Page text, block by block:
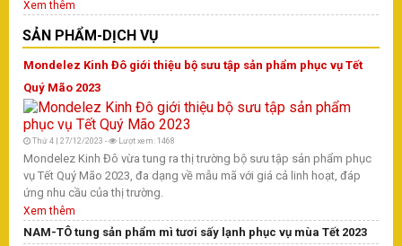
Xem thêm
SẢN PHẨM-DỊCH VỤ
Mondelez Kinh Đô giới thiệu bộ sưu tập sản phẩm phục vụ Tết
Quý Mão 2023
Thứ 4 | 27/12/2023 - Lượt xem: 1468
Mondelez Kinh Đô vừa tung ra thị trường bộ sưu tập sản phẩm phục
vụ Tết Quý Mão 2023, đa dạng về mẫu mã với giá cả linh hoạt, đáp
ứng nhu cầu của thị trường.
Xem thêm
NAM-TÔ tung sản phẩm mì tươi sấy lạnh phục vụ mùa Tết 2023